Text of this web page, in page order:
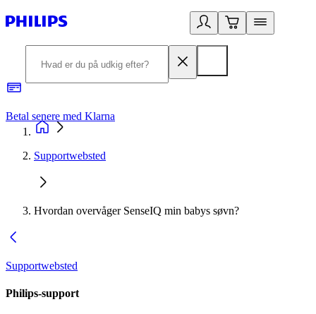
Betal senere med Klarna
Supportwebsted
Hvordan overvåger SenseIQ min babys søvn?
Supportwebsted
Philips-support